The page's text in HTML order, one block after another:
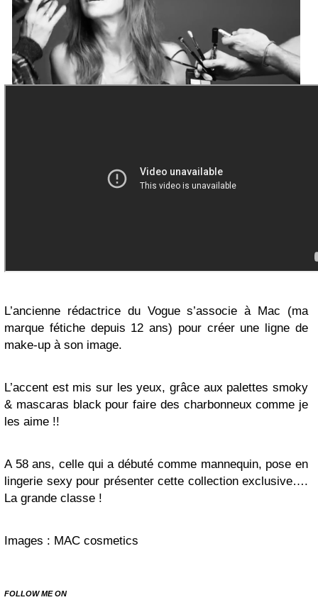
L’ancienne rédactrice du Vogue s’associe à Mac (ma
marque fétiche depuis 12 ans) pour créer une ligne de
make-up à son image.
L’accent est mis sur les yeux, grâce aux palettes smoky
& mascaras black pour faire des charbonneux comme je
les aime !!
A 58 ans, celle qui a débuté comme mannequin, pose en
lingerie sexy pour présenter cette collection exclusive….
La grande classe !
Images : MAC cosmetics
FOLLOW ME ON